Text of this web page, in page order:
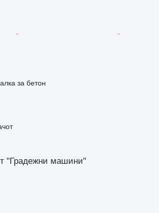
за бетон
"Градежни машини"